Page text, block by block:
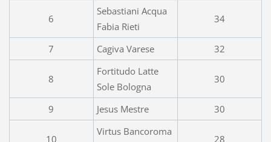
6
Sebastiani Acqua
Fabia Rieti
34
7 Cagiva Varese 32
8
Fortitudo Latte
Sole Bologna
30
9 Jesus Mestre 30
10
Virtus Bancoroma
28